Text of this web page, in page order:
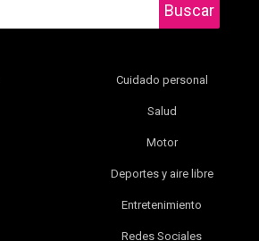
Buscar
Cuidado personal
Salud
Motor
Deportes y aire libre
Entretenimiento
Redes Sociales